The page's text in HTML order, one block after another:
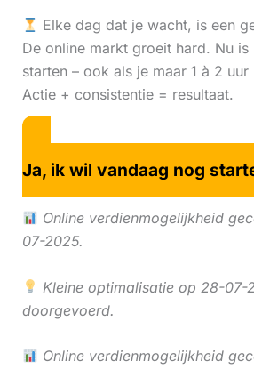
Elke dag dat je wacht, is een
De online markt groeit hard. Nu
starten – ook als je maar 1 à 2
Actie + consistentie = resultaat.
Ja, ik wil vandaag nog
Online verdienmogelijkheid
07-2025.
Kleine optimalisatie op 28-07-
doorgevoerd.
Online verdienmogelijkheid